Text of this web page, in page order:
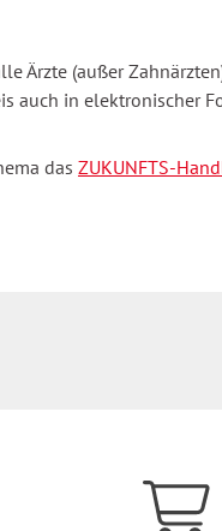
Ärzte (außer
auch in elektronischer
das ZUKUNFTS-